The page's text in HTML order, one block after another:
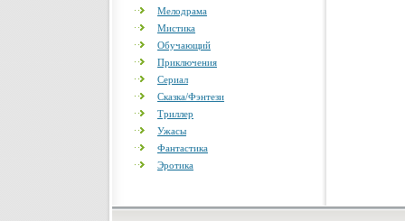
Мелодрама
Мистика
Обучающий
Приключения
Сериал
Сказка/Фэнтези
Триллер
Ужасы
Фантастика
Эротика